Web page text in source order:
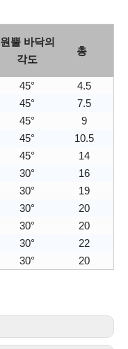
원뿔 바닥의
각도
총
45°
4.5
45°
7.5
45°
9
45°
10.5
45°
14
30°
16
30°
19
30°
20
30°
20
30°
22
30° 20